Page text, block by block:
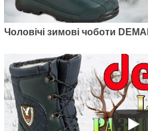
Чоловічі зимові чоботи